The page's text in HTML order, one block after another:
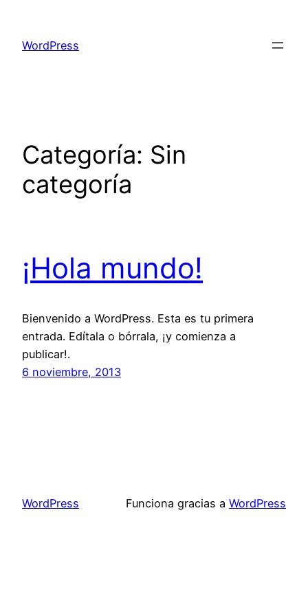
contenido
WordPress
Categoría: Sin
categoría
¡Hola mundo!
Bienvenido a WordPress. Esta es tu primera
entrada. Edítala o bórrala, ¡y comienza a
publicar!.
6 noviembre, 2013
WordPress Funciona gracias a WordPress